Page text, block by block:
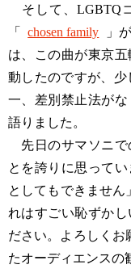
そして、LGBTQ
「
chosen family
」
は、この曲が東京
動したのですが、
一、差別禁止法が
語りました。
先日のサマソニで
とを誇りに思って
としてもできません
れはすごい恥ずか
ださい。よろしくお
たオーディエンスの